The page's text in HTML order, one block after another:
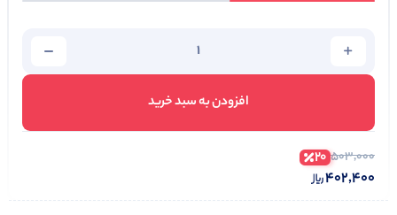
افزودن به سبد خرید
503,000
20
402,400